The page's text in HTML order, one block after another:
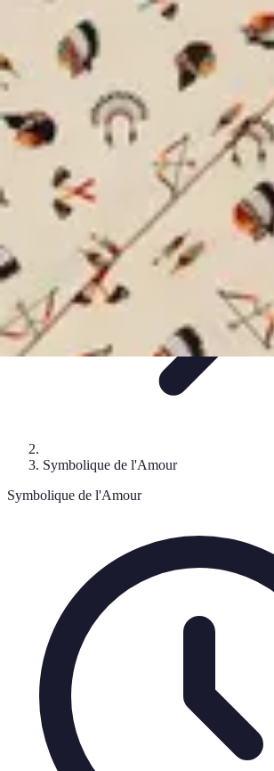
Amour et Cœurs
Relations Amoureuses
Relations amoureuses
Tendances Psychologie de l'Amour
Amour et Cœurs
Symbolique de l'Amour
Symbolique de l'Amour